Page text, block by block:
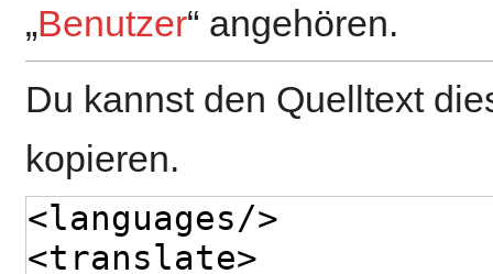
„Benutzer“ angehören.
Du kannst den Quelltext
kopieren.